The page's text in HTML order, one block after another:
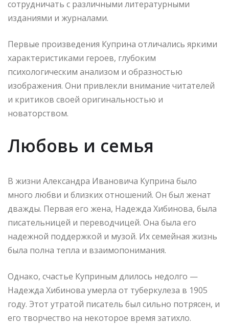
сотрудничать с различными литературными
изданиями и журналами.
Первые произведения Куприна отличались яркими
характеристиками героев, глубоким
психологическим анализом и образностью
изображения. Они привлекли внимание читателей
и критиков своей оригинальностью и
новаторством.
Любовь и семья
В жизни Александра Ивановича Куприна было
много любви и близких отношений. Он был женат
дважды. Первая его жена, Надежда Хибинова, была
писательницей и переводчицей. Она была его
надежной поддержкой и музой. Их семейная жизнь
была полна тепла и взаимопонимания.
Однако, счастье Куприным длилось недолго —
Надежда Хибинова умерла от туберкулеза в 1905
году. Этот утратой писатель был сильно потрясен, и
его творчество на некоторое время затихло.